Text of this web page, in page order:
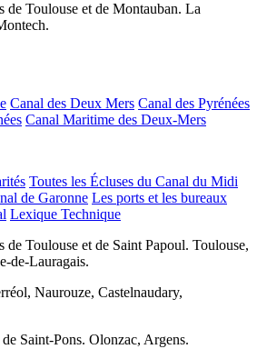
de Toulouse et de Montauban. La
Canal des Deux Mers Canal des Pyrénées
Canal Maritime des Deux-Mers
Toutes les Écluses du Canal du Midi
de Garonne Les ports et les bureaux
Lexique Technique
de Toulouse et de Saint Papoul. Toulouse,
de-Lauragais.
Naurouze, Castelnaudary,
Saint-Pons. Olonzac, Argens.